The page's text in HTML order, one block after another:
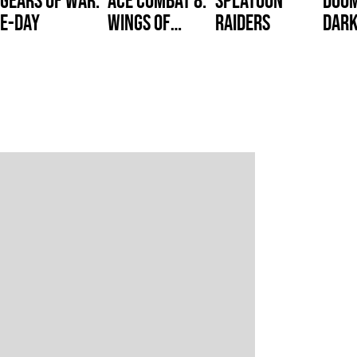
E-Day
Wings of
Raiders